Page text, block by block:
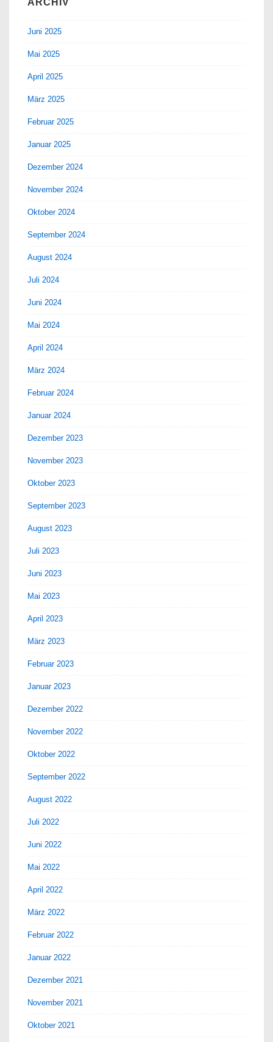
ARCHIV
Juni 2025
Mai 2025
April 2025
März 2025
Februar 2025
Januar 2025
Dezember 2024
November 2024
Oktober 2024
September 2024
August 2024
Juli 2024
Juni 2024
Mai 2024
April 2024
März 2024
Februar 2024
Januar 2024
Dezember 2023
November 2023
Oktober 2023
September 2023
August 2023
Juli 2023
Juni 2023
Mai 2023
April 2023
März 2023
Februar 2023
Januar 2023
Dezember 2022
November 2022
Oktober 2022
September 2022
August 2022
Juli 2022
Juni 2022
Mai 2022
April 2022
März 2022
Februar 2022
Januar 2022
Dezember 2021
November 2021
Oktober 2021